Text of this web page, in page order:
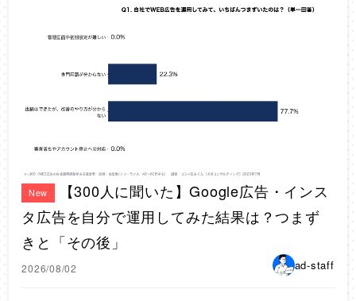
New
【300人に聞いた】Google広告・インス
タ広告を自分で運用してみた結果は？つまず
きと「その後」
2026/08/02 ad-staff